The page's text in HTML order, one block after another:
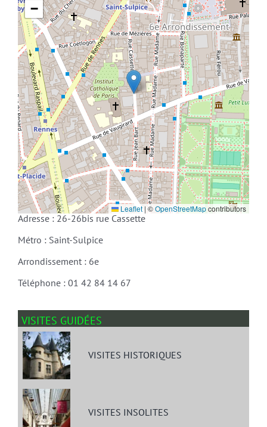
−
Leaflet |©OpenStreetMapcontributors
Adresse : 26-26bis rue Cassette
Métro : Saint-Sulpice
Arrondissement : 6e
Téléphone : 01 42 84 14 67
VISITES GUIDÉES
VISITES HISTORIQUES
VISITES INSOLITES